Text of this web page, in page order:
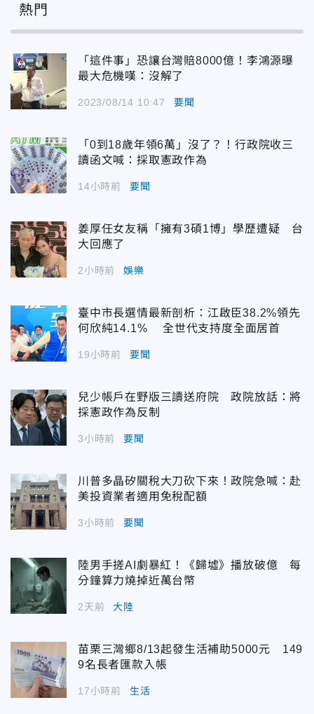
熱門
「這件事」恐讓台灣賠8000億！李鴻源曝
最大危機嘆：沒解了
2023/08/14 10:47 要聞
「0到18歲年領6萬」沒了？！行政院收三
讀函文喊：採取憲政作為
14小時前 要聞
姜厚任女友稱「擁有3碩1博」學歷遭疑 台
大回應了
2小時前 娛樂
臺中市長選情最新剖析：江啟臣38.2%領先
何欣純14.1% 全世代支持度全面居首
19小時前 要聞
兒少帳戶在野版三讀送府院 政院放話：將
採憲政作為反制
3小時前 要聞
川普多晶矽關稅大刀砍下來！政院急喊：赴
美投資業者適用免稅配額
3小時前 要聞
陸男手搓AI劇暴紅！《歸墟》播放破億 每
分鐘算力燒掉近萬台幣
2天前 大陸
苗栗三灣鄉8/13起發生活補助5000元 149
9名長者匯款入帳
17小時前 生活